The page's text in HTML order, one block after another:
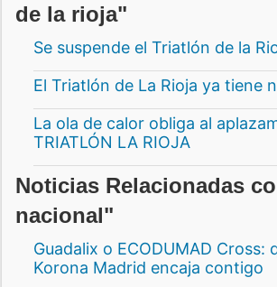
de la rioja"
Se suspende el Triatlón de la
El Triatlón de La Rioja ya tiene
La ola de calor obliga al
TRIATLÓN LA RIOJA
Noticias Relacionadas
nacional"
Guadalix o ECODUMAD Cross:
Korona Madrid encaja contigo